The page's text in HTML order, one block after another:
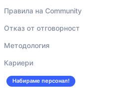
Правила на Community
Отказ от отговорност
Методология
Кариери
Набираме персонал!